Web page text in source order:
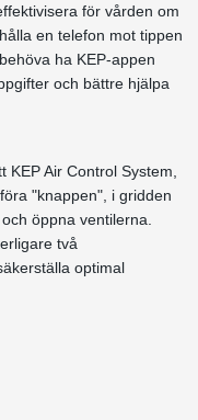
för vården om
en telefon mot tippen
ha KEP-appen
och bättre hjälpa
Air Control System,
"knappen", i gridden
öppna ventilerna.
två
optimal